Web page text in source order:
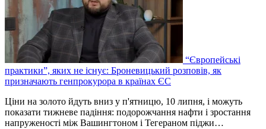
“Європейські
практики”, яких не існує: Броневицький розповів, як
призначають генпрокурора в країнах ЄС
Ціни на золото йдуть вниз у п'ятницю, 10 липня, і можуть
показати тижневе падіння: подорожчання нафти і зростання
напруженості між Вашингтоном і Тегераном піджи…